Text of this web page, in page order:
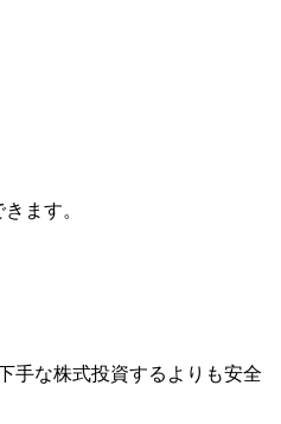
ます。
手な株式投資するよりも安全